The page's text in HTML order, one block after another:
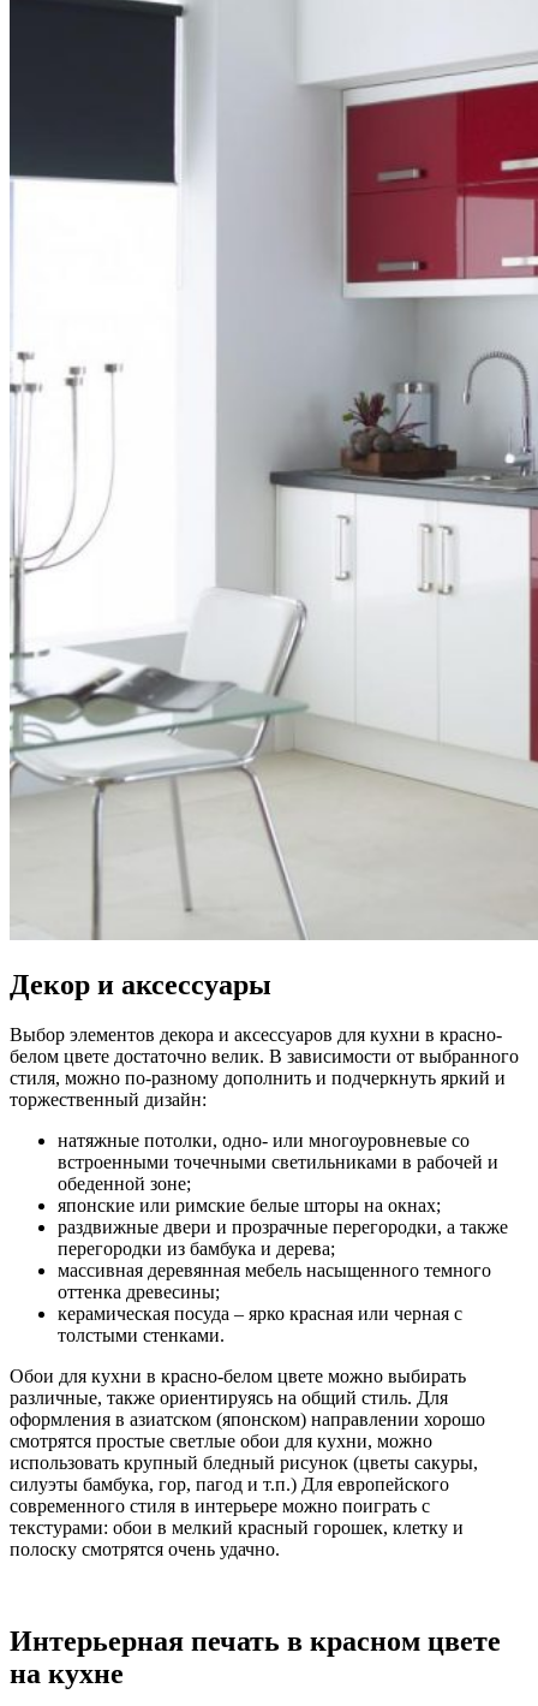
Декор и аксессуары
Выбор элементов декора и аксессуаров для кухни в красно-
белом цвете достаточно велик. В зависимости от выбранного
стиля, можно по-разному дополнить и подчеркнуть яркий и
торжественный дизайн:
натяжные потолки, одно- или многоуровневые со
встроенными точечными светильниками в рабочей и
обеденной зоне;
японские или римские белые шторы на окнах;
раздвижные двери и прозрачные перегородки, а также
перегородки из бамбука и дерева;
массивная деревянная мебель насыщенного темного
оттенка древесины;
керамическая посуда – ярко красная или черная с
толстыми стенками.
Обои для кухни в красно-белом цвете можно выбирать
различные, также ориентируясь на общий стиль. Для
оформления в азиатском (японском) направлении хорошо
смотрятся простые светлые обои для кухни, можно
использовать крупный бледный рисунок (цветы сакуры,
силуэты бамбука, гор, пагод и т.п.) Для европейского
современного стиля в интерьере можно поиграть с
текстурами: обои в мелкий красный горошек, клетку и
полоску смотрятся очень удачно.
Интерьерная печать в красном цвете
на кухне